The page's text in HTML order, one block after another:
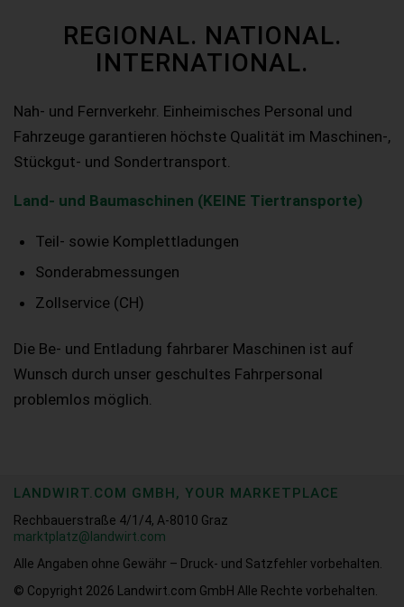
REGIONAL. NATIONAL.
INTERNATIONAL.
Nah- und Fernverkehr. Einheimisches Personal und
Fahrzeuge garantieren höchste Qualität im Maschinen-,
Stückgut- und Sondertransport.
Land- und Baumaschinen (KEINE Tiertransporte)
Teil- sowie Komplettladungen
Sonderabmessungen
Zollservice (CH)
Die Be- und Entladung fahrbarer Maschinen ist auf
Wunsch durch unser geschultes Fahrpersonal
problemlos möglich.
LANDWIRT.COM GMBH, YOUR MARKETPLACE
Rechbauerstraße 4/1/4, A-8010 Graz
marktplatz@landwirt.com
Alle Angaben ohne Gewähr – Druck- und Satzfehler vorbehalten.
© Copyright 2026
Landwirt.com GmbH Alle Rechte vorbehalten.